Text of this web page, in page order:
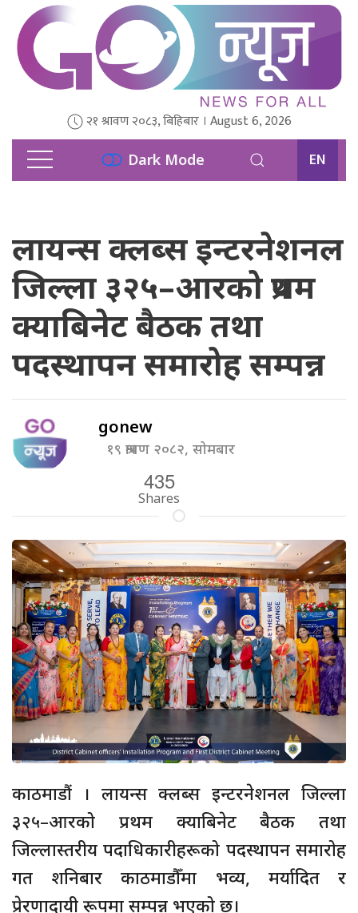
२१ श्रावण २०८३, बिहिबार । August 6, 2026
Dark Mode EN
लायन्स क्लब्स इन्टरनेशनल
जिल्ला ३२५–आरको प्रथम
क्याबिनेट बैठक तथा
पदस्थापन समारोह सम्पन्न
gonew
१९ श्रावण २०८२, सोमबार
435
Shares
काठमाडौं । लायन्स क्लब्स इन्टरनेशनल जिल्ला
३२५–आरको प्रथम क्याबिनेट बैठक तथा
जिल्लास्तरीय पदाधिकारीहरूको पदस्थापन समारोह
गत शनिबार काठमाडौँमा भव्य, मर्यादित र
प्रेरणादायी रूपमा सम्पन्न भएको छ।